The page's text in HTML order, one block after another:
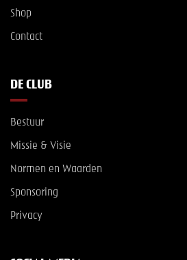
Shop
Contact
DE CLUB
Bestuur
Missie & Visie
Normen en Waarden
Sponsoring
Privacy